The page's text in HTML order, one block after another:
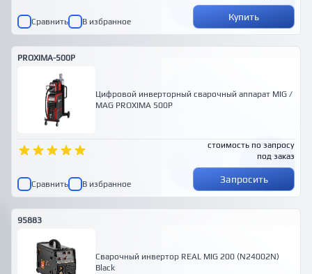
Сравнить В избранное Купить
PROXIMA-500P
Цифровой инверторный сварочный аппарат MIG /
MAG PROXIMA 500P
стоимость по запросу
под заказ
Сравнить В избранное Запросить
95883
Сварочный инвертор REAL MIG 200 (N24002N)
Black